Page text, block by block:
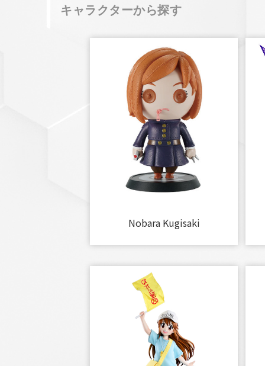
キャラクターから探す
Nobara Kugisaki